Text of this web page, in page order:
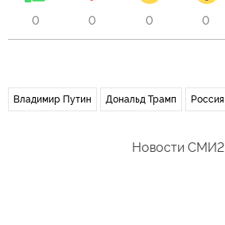
0 0 0 0
Владимир Путин Дональд Трамп Россия
Новости СМИ2